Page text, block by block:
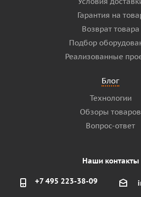
Гарантия на
Возврат товара
Подбор
Реализованные
Блог
Технологии
Обзоры товаров
Вопрос-ответ
Наши контакты
+7 495 223-38-09